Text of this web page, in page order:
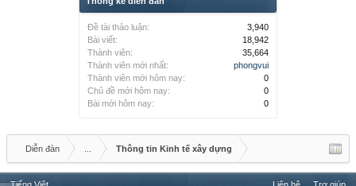
Đề tài thảo luận:
3,940
Bài viết:
18,942
Thành viên:
35,664
Thành viên mới nhất:
phongvui
Thành viên mới hôm nay:
0
Chủ đề mới hôm nay:
0
Bài mới hôm nay:
0
Diễn đàn Thông tin Kinh tế xây dựng